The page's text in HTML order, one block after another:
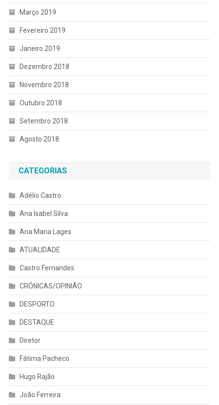
Março 2019
Fevereiro 2019
Janeiro 2019
Dezembro 2018
Novembro 2018
Outubro 2018
Setembro 2018
Agosto 2018
CATEGORIAS
Adélio Castro
Ana Isabel Silva
Ana Maria Lages
ATUALIDADE
Castro Fernandes
CRÓNICAS/OPINIÃO
DESPORTO
DESTAQUE
Diretor
Fátima Pacheco
Hugo Rajão
João Ferreira